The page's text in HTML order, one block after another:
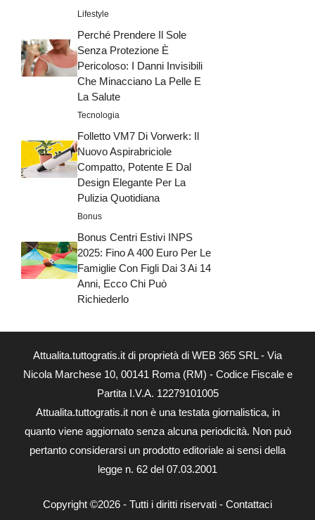
Lifestyle
Perché Prendere Il Sole
Senza Protezione È
Pericoloso: I Danni Invisibili
Che Minacciano La Pelle E
La Salute
Tecnologia
Folletto VM7 Di Vorwerk: Il
Nuovo Aspirabriciole
Compatto, Potente E Dal
Design Elegante Per La
Pulizia Quotidiana
Bonus
Bonus Centri Estivi INPS
2025: Fino A 400 Euro Per Le
Famiglie Con Figli Dai 3 Ai 14
Anni, Ecco Chi Può
Richiederlo
Attualita.tuttogratis.it di proprietà di WEB 365 SRL - Via
Nicola Marchese 10, 00141 Roma (RM) - Codice Fiscale e
Partita I.V.A. 12279101005
Attualita.tuttogratis.it non è una testata giornalistica, in
quanto viene aggiornato senza alcuna periodicità. Non può
pertanto considerarsi un prodotto editoriale ai sensi della
legge n. 62 del 07.03.2001
Copyright ©2026 - Tutti i diritti riservati - Contattaci